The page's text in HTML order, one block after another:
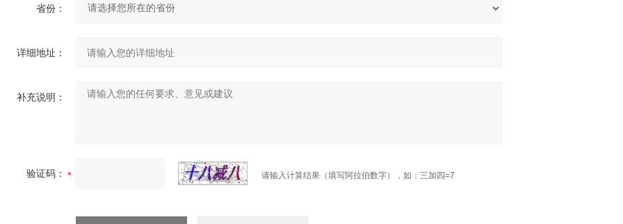
省份：
详细地址：
补充说明：
验证码： 请输入计算结果（填写阿拉伯数字），如：三加四=7